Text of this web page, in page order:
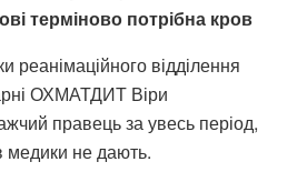
терміново потрібна кров
реанімаційного відділення
ОХМАТДИТ Віри
правець за увесь період,
медики не дають.